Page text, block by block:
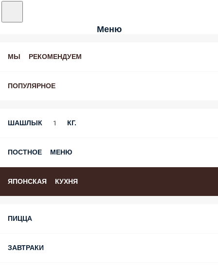
Меню
МЫ РЕКОМЕНДУЕМ
ПОПУЛЯРНОЕ
ШАШЛЫК 1 КГ.
ПОСТНОЕ МЕНЮ
ЯПОНСКАЯ КУХНЯ
ПИЦЦА
ЗАВТРАКИ